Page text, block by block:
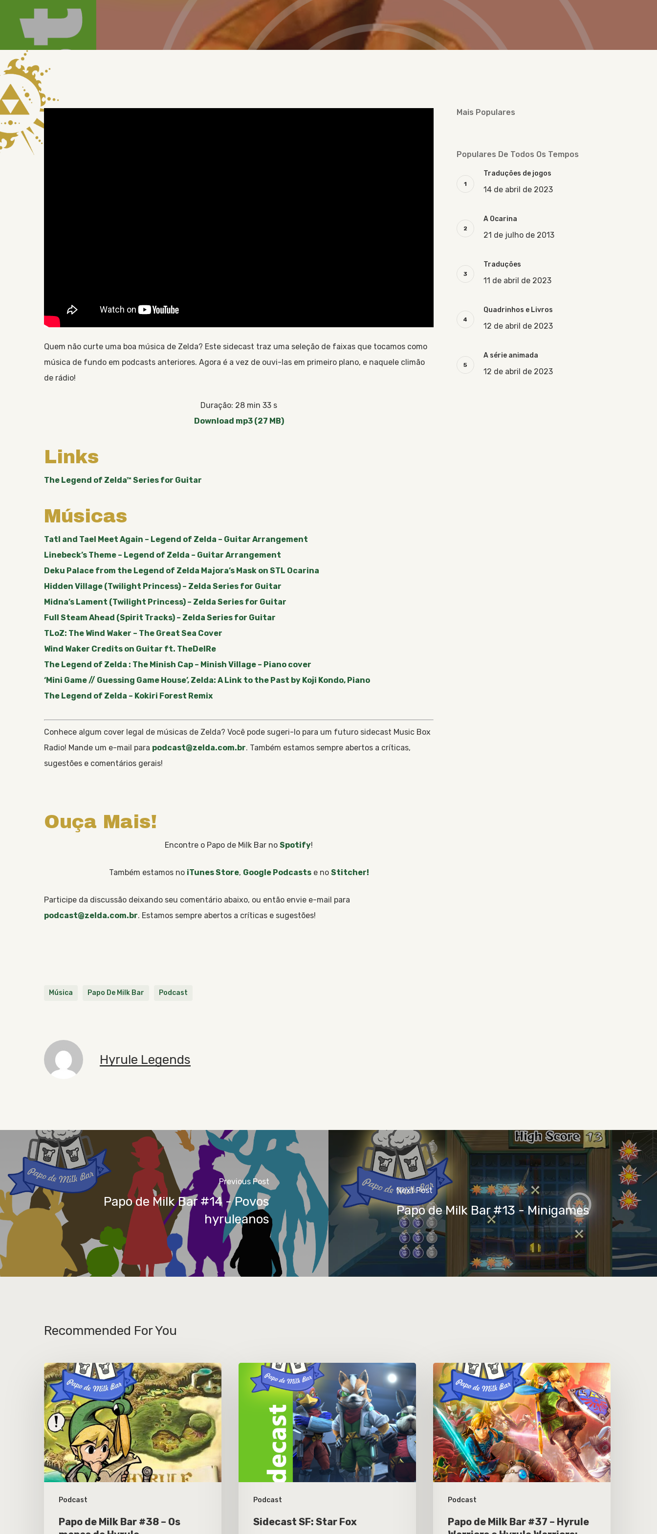
Quem não curte uma boa música de Zelda? Este sidecast traz uma seleção de faixas que tocamos como
música de fundo em podcasts anteriores. Agora é a vez de ouvi-las em primeiro plano, e naquele climão
de rádio!
Duração: 28 min 33 s
Download mp3 (27 MB)
Links
The Legend of Zelda™ Series for Guitar
Músicas
Tatl and Tael Meet Again – Legend of Zelda – Guitar Arrangement
Linebeck’s Theme – Legend of Zelda – Guitar Arrangement
Deku Palace from the Legend of Zelda Majora’s Mask on STL Ocarina
Hidden Village (Twilight Princess) – Zelda Series for Guitar
Midna’s Lament (Twilight Princess) – Zelda Series for Guitar
Full Steam Ahead (Spirit Tracks) – Zelda Series for Guitar
TLoZ: The Wind Waker – The Great Sea Cover
Wind Waker Credits on Guitar ft. TheDelRe
The Legend of Zelda : The Minish Cap – Minish Village – Piano cover
‘Mini Game // Guessing Game House’, Zelda: A Link to the Past by Koji Kondo, Piano
The Legend of Zelda – Kokiri Forest Remix
Conhece algum cover legal de músicas de Zelda? Você pode sugeri-lo para um futuro sidecast Music Box
Radio! Mande um e-mail para podcast@zelda.com.br. Também estamos sempre abertos a críticas,
sugestões e comentários gerais!
Ouça Mais!
Encontre o Papo de Milk Bar noSpotify!
Também estamos no iTunes Store, Google Podcastse no Stitcher!
Participe da discussão deixando seu comentário abaixo, ou então envie e-mail para
podcast@zelda.com.br. Estamos sempre abertos a críticas e sugestões!
Música Papo De Milk Bar Podcast
Hyrule Legends
Mais Populares
Populares De Todos Os Tempos
Traduções de jogos
14 de abril de 2023
A Ocarina
21 de julho de 2013
Traduções
11 de abril de 2023
Quadrinhos e Livros
12 de abril de 2023
A série animada
12 de abril de 2023
Previous Post
Papo de Milk Bar #14 - Povos
hyruleanos
Next Post
Papo de Milk Bar #13 - Minigames
Recommended For You
Podcast
Papo de Milk Bar #38 – Os
Podcast
Sidecast SF: Star Fox
Podcast
Papo de Milk Bar #37 – Hyrule